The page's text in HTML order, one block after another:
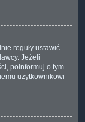
reguły ustawić
Jeżeli
poinformuj o tym
użytkownikowi